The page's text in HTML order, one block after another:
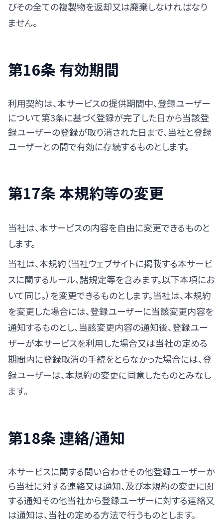
びその全ての複製物を返却又は廃棄しなければなり
ません。
第16条 有効期間
利用契約は、本サービスの提供期間中、登録ユーザー
について第3条に基づく登録が完了した日から当該登
録ユーザーの登録が取り消された日まで、当社と登録
ユーザーとの間で有効に存続するものとします。
第17条 本規約等の変更
当社は、本サービスの内容を自由に変更できるものと
します。
当社は、本規約（当社ウェブサイトに掲載する本サービ
スに関するルール、諸規定等を含みます。以下本項にお
いて同じ。）を変更できるものとします。当社は、本規約
を変更した場合には、登録ユーザーに当該変更内容を
通知するものとし、当該変更内容の通知後、登録ユー
ザーが本サービスを利用した場合又は当社の定める
期間内に登録取消の手続をとらなかった場合には、登
録ユーザーは、本規約の変更に同意したものとみなし
ます。
第18条 連絡/通知
本サービスに関する問い合わせその他登録ユーザーか
ら当社に対する連絡又は通知、及び本規約の変更に関
する通知その他当社から登録ユーザーに対する連絡又
は通知は、当社の定める方法で行うものとします。